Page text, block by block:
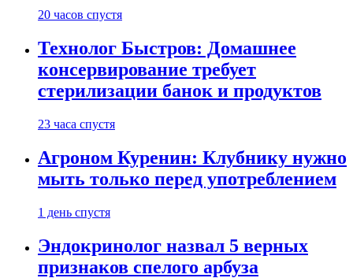
20 часов спустя
Технолог Быстров: Домашнее
консервирование требует
стерилизации банок и продуктов
23 часа спустя
Агроном Куренин: Клубнику нужно
мыть только перед употреблением
1 день спустя
Эндокринолог назвал 5 верных
признаков спелого арбуза